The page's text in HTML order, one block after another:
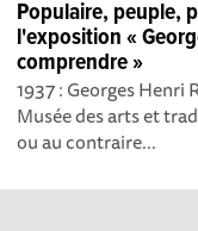
Populaire, peuple,
l'exposition «
comprendre »
1937 : Georges
Musée des arts et
ou au contraire...